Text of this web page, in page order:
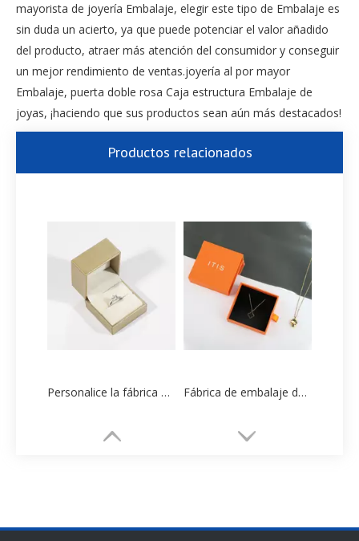
mayorista de joyería Embalaje, elegir este tipo de Embalaje es
sin duda un acierto, ya que puede potenciar el valor añadido
del producto, atraer más atención del consumidor y conseguir
un mejor rendimiento de ventas.joyería al por mayor
Embalaje, puerta doble rosa Caja estructura Embalaje de
joyas, ¡haciendo que sus productos sean aún más destacados!
Productos relacionados
Personalice la fábrica de embalaje de cajas de papel para pulseras de China Fábrica de embalaje de cajas de papel de joyería personalizada de alta gama